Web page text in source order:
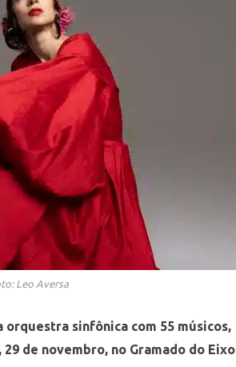
Leo Aversa
orquestra sinfônica com 55 músicos,
de novembro, no Gramado do Eixo